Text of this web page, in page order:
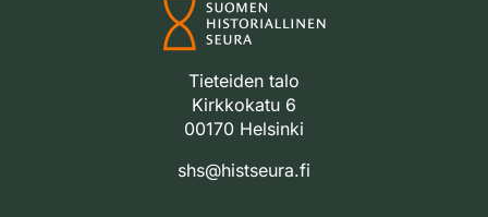
Tieteiden talo
Kirkkokatu 6
00170 Helsinki
shs@histseura.fi